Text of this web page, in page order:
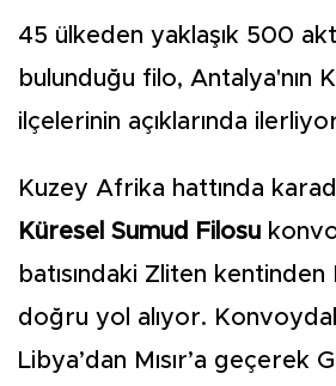
45 ülkeden yaklaşık 500
bulunduğu filo, Antalya'nın
ilçelerinin açıklarında
Kuzey Afrika hattında
Küresel Sumud Filosu
batısındaki Zliten kentinden
doğru yol alıyor.
Libya’dan Mısır’a geçerek